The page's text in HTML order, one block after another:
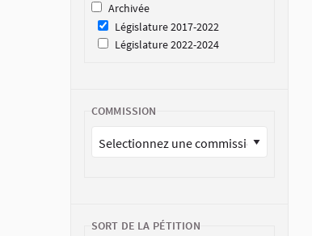
Archivée
Législature 2017-2022
Législature 2022-2024
COMMISSION
SORT DE LA PÉTITION